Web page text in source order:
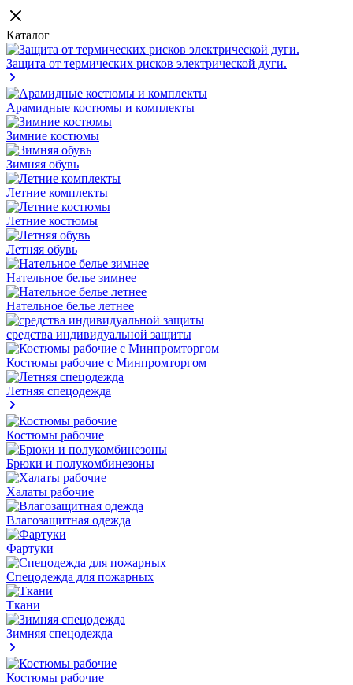
Каталог
Защита от термических рисков электрической дуги.
Арамидные костюмы и комплекты
Зимние костюмы
Зимняя обувь
Летние комплекты
Летние костюмы
Летняя обувь
Нательное белье зимнее
Нательное белье летнее
средства индивидуальной защиты
Костюмы рабочие с Минпромторгом
Летняя спецодежда
Костюмы рабочие
Брюки и полукомбинезоны
Халаты рабочие
Влагозащитная одежда
Фартуки
Спецодежда для пожарных
Ткани
Зимняя спецодежда
Костюмы рабочие